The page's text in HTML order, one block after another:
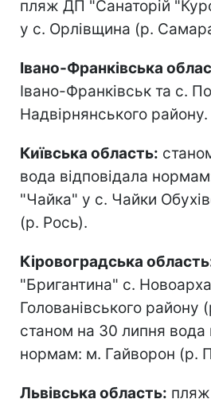
пляж ДП "Санаторій
у с. Орлівщина (р.
Івано-Франківська
Івано-Франківськ та с.
Надвірнянського району.
Київська область:
вода відповідала
"Чайка" у с. Чайки
(р. Рось).
Кіровоградська
"Бригантина" с.
Голованівського району
станом на 30 липня вода
нормам: м. Гайворон (р.
Львівська область: